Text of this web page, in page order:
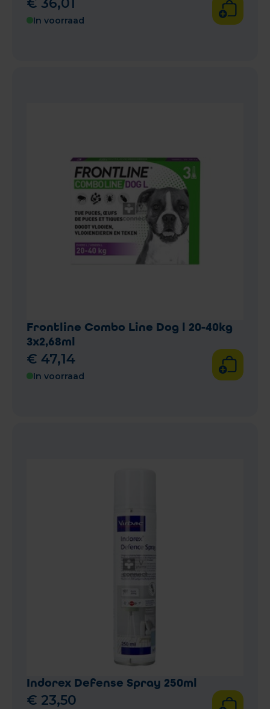
In voorraad
Frontline Combo Line Dog l 20-40kg
3x2,68ml
€ 47,14
In voorraad
Indorex Defense Spray 250ml
€ 23,50